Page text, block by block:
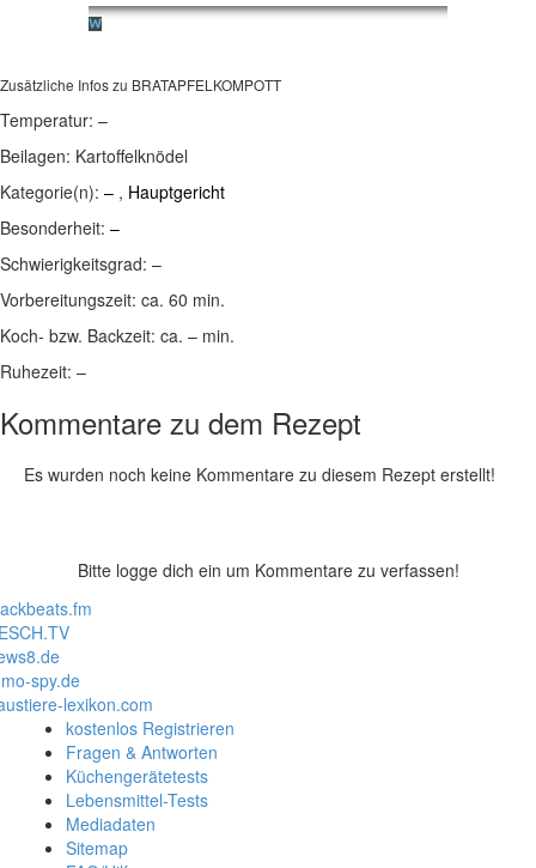
Zusätzliche Infos zu BRATAPFELKOMPOTT
Temperatur: –
Beilagen: Kartoffelknödel
Kategorie(n): – , Hauptgericht
Besonderheit: –
Schwierigkeitsgrad: –
Vorbereitungszeit: ca. 60 min.
Koch- bzw. Backzeit: ca. – min.
Ruhezeit: –
Kommentare zu dem Rezept
Es wurden noch keine Kommentare zu diesem Rezept erstellt!
Bitte logge dich ein um Kommentare zu verfassen!
spy.de
lexikon.com
kostenlos Registrieren
Fragen & Antworten
Küchengerätetests
Lebensmittel-Tests
Mediadaten
Sitemap